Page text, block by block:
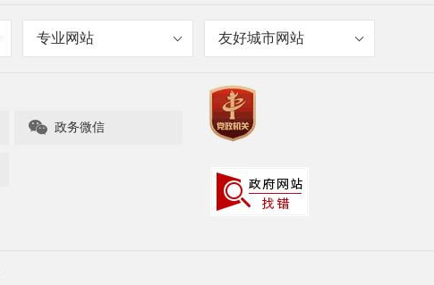
专业网站 友好城市网站
 政务微信